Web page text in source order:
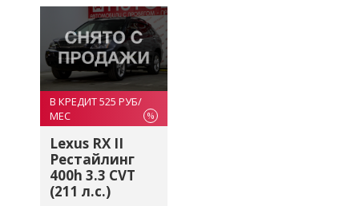
В КРЕДИТ 525 РУБ/
МЕС
%
Lexus RX II
Рестайлинг
400h 3.3 CVT
(211 л.с.)